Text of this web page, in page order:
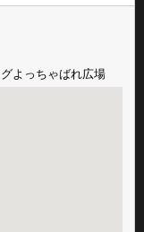
よっちゃばれ広場